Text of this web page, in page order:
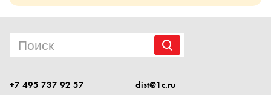
+7 495 737 92 57 dist@1c.ru